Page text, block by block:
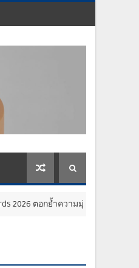
มมุ่งมั่นในการเคียงข้างลูกค้าในทุก